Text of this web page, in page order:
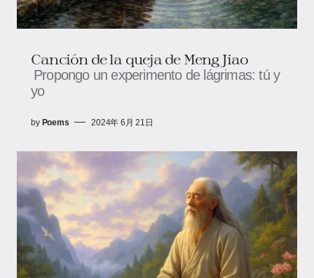
Canción de la queja de Meng Jiao
Propongo un experimento de lágrimas: tú y
yo
by Poems 2024年 6月 21日